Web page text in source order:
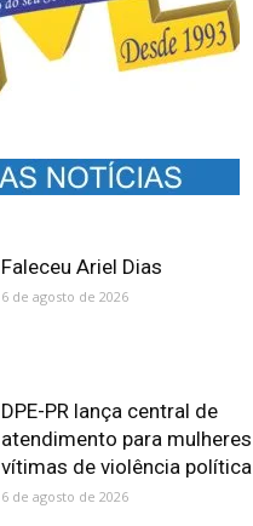
Faleceu Ariel Dias
6 de agosto de 2026
DPE-PR lança central de
atendimento para mulheres
vítimas de violência política
6 de agosto de 2026